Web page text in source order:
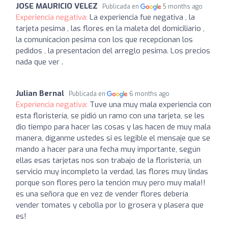
JOSE MAURICIO VELEZ Publicada en 5 months ago
Experiencia negativa: La experiencia fue negativa , la
tarjeta pesima , las flores en la maleta del domiciliario ,
la comunicacion pesima con los que recepcionan los
pedidos , la presentacion del arreglo pesima. Los precios
nada que ver .
Julian Bernal Publicada en 6 months ago
Experiencia negativa: Tuve una muy mala experiencia con
esta floristería, se pidió un ramo con una tarjeta, se les
dio tiempo para hacer las cosas y las hacen de muy mala
manera, díganme ustedes si es legible el mensaje que se
mando a hacer para una fecha muy importante, según
ellas esas tarjetas nos son trabajo de la floristería, un
servicio muy incompleto la verdad, las flores muy lindas
porque son flores pero la tención muy pero muy mala!!
es una señora que en vez de vender flores debería
vender tomates y cebolla por lo grosera y plasera que
es!